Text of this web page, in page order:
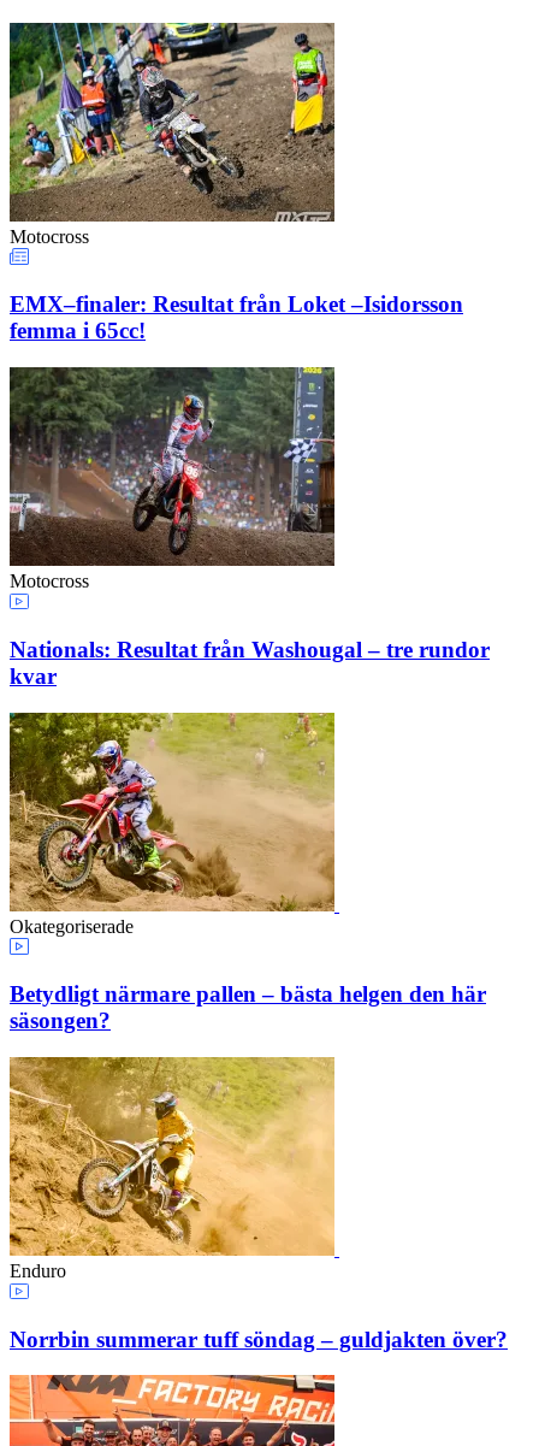
Motocross
EMX–finaler: Resultat från Loket –Isidorsson
femma i 65cc!
Motocross
Nationals: Resultat från Washougal – tre rundor
kvar
Okategoriserade
Betydligt närmare pallen – bästa helgen den här
säsongen?
Enduro
Norrbin summerar tuff söndag – guldjakten över?